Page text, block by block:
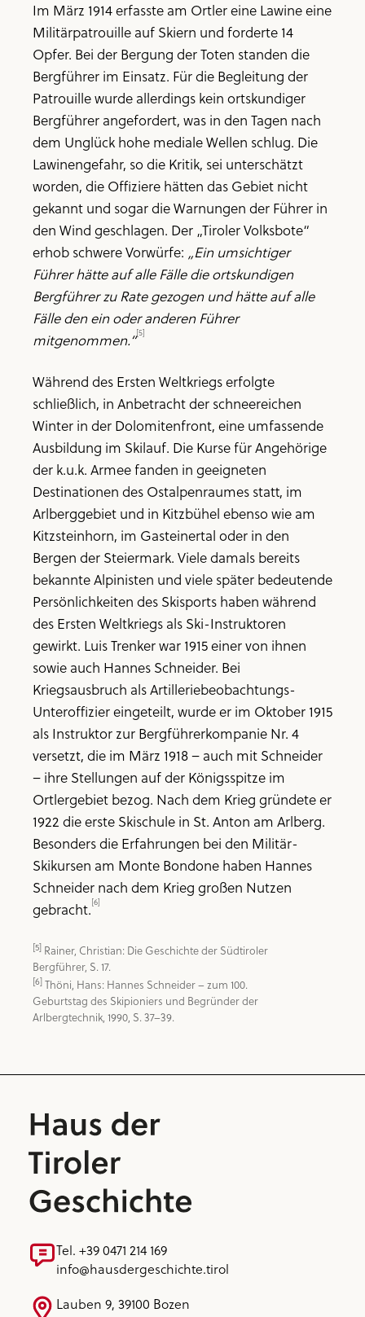
Im März 1914 erfasste am Ortler eine Lawine eine
Militärpatrouille auf Skiern und forderte 14
Opfer. Bei der Bergung der Toten standen die
Bergführer im Einsatz. Für die Begleitung der
Patrouille wurde allerdings kein ortskundiger
Bergführer angefordert, was in den Tagen nach
dem Unglück hohe mediale Wellen schlug. Die
Lawinengefahr, so die Kritik, sei unterschätzt
worden, die Offiziere hätten das Gebiet nicht
gekannt und sogar die Warnungen der Führer in
den Wind geschlagen. Der „Tiroler Volksbote“
erhob schwere Vorwürfe: „Ein umsichtiger
Führer hätte auf alle Fälle die ortskundigen
Bergführer zu Rate gezogen und hätte auf alle
Fälle den ein oder anderen Führer
mitgenommen.“[5]
Während des Ersten Weltkriegs erfolgte
schließlich, in Anbetracht der schneereichen
Winter in der Dolomitenfront, eine umfassende
Ausbildung im Skilauf. Die Kurse für Angehörige
der k.u.k. Armee fanden in geeigneten
Destinationen des Ostalpenraumes statt, im
Arlberggebiet und in Kitzbühel ebenso wie am
Kitzsteinhorn, im Gasteinertal oder in den
Bergen der Steiermark. Viele damals bereits
bekannte Alpinisten und viele später bedeutende
Persönlichkeiten des Skisports haben während
des Ersten Weltkriegs als Ski-Instruktoren
gewirkt. Luis Trenker war 1915 einer von ihnen
sowie auch Hannes Schneider. Bei
Kriegsausbruch als Artilleriebeobachtungs-
Unteroffizier eingeteilt, wurde er im Oktober 1915
als Instruktor zur Bergführerkompanie Nr. 4
versetzt, die im März 1918 – auch mit Schneider
– ihre Stellungen auf der Königsspitze im
Ortlergebiet bezog. Nach dem Krieg gründete er
1922 die erste Skischule in St. Anton am Arlberg.
Besonders die Erfahrungen bei den Militär-
Skikursen am Monte Bondone haben Hannes
Schneider nach dem Krieg großen Nutzen
gebracht.[6]
[5] Rainer, Christian: Die Geschichte der Südtiroler
[6] Thöni, Hans: Hannes Schneider – zum 100.
Geburtstag des Skipioniers und Begründer der
Arlbergtechnik, 1990, S. 37–39.
Tel. +39 0471 214 169
info@hausdergeschichte.tirol
Lauben 9, 39100 Bozen